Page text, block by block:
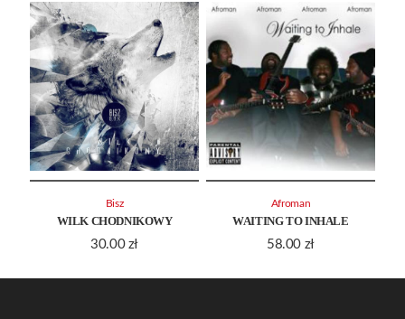
WILK CHODNIKOWY
30.00 zł
Bisz
WAITING TO INHALE
58.00 zł
Afroman